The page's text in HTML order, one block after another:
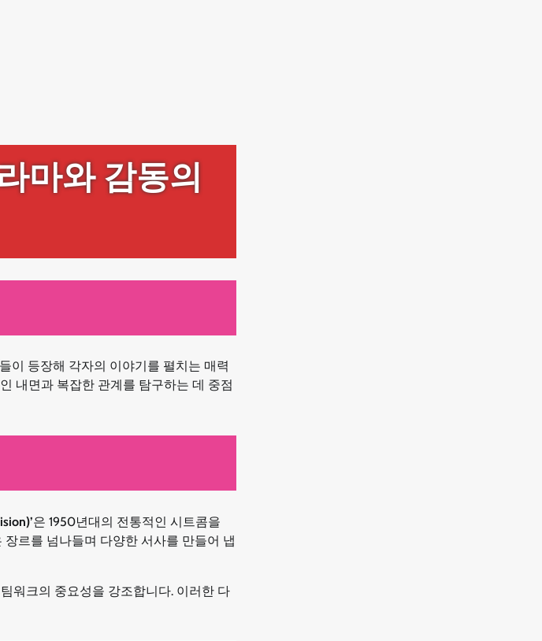
마와 감동의
이 등장해 각자의 이야기를 펼치는 매력
내면과 복잡한 관계를 탐구하는 데 중점
은 1950년대의 전통적인 시트콤을
르를 넘나들며 다양한 서사를 만들어 냅
워크의 중요성을 강조합니다. 이러한 다